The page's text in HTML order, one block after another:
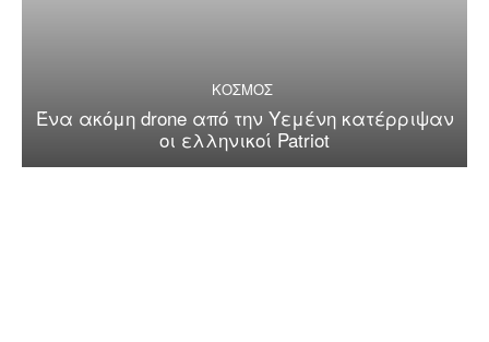
ΚΟΣΜΟΣ
Ένα ακόμη drone από την Υεμένη κατέρριψαν
οι ελληνικοί Patriot